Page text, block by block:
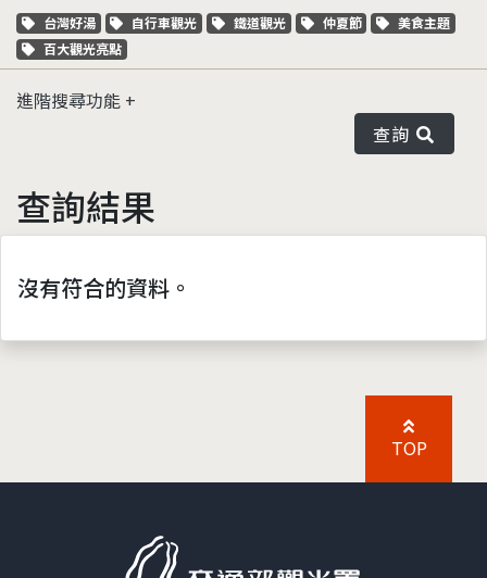
關鍵字標籤
台灣好湯 關鍵字標籤
自行車觀光 關鍵字標籤
鐵道觀光 關鍵字標籤
仲夏節 關鍵字標籤
美食主題
關鍵字標籤
百大觀光亮點
進階搜尋功能
查詢
查詢結果
沒有符合的資料。
TOP